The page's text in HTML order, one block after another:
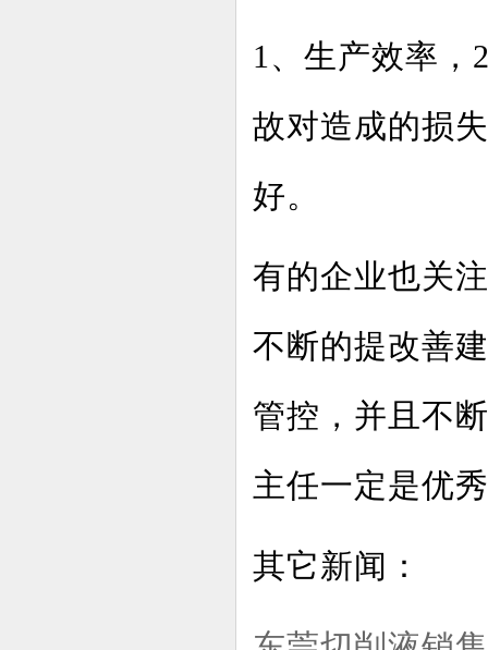
1、生产效率，
故对造成的损
好。
有的企业也关
不断的提改善
管控，并且不
主任一定是优
其它新闻：